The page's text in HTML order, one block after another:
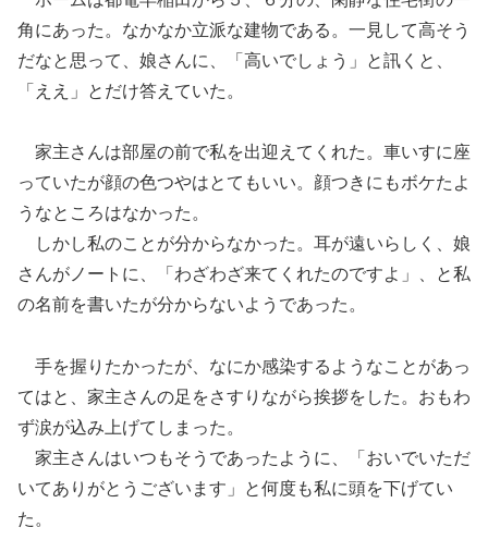
角にあった。なかなか立派な建物である。一見して高そう
だなと思って、娘さんに、「高いでしょう」と訊くと、
「ええ」とだけ答えていた。
家主さんは部屋の前で私を出迎えてくれた。車いすに座
っていたが顔の色つやはとてもいい。顔つきにもボケたよ
うなところはなかった。
しかし私のことが分からなかった。耳が遠いらしく、娘
さんがノートに、「わざわざ来てくれたのですよ」、と私
の名前を書いたが分からないようであった。
手を握りたかったが、なにか感染するようなことがあっ
てはと、家主さんの足をさすりながら挨拶をした。おもわ
ず涙が込み上げてしまった。
家主さんはいつもそうであったように、「おいでいただ
いてありがとうございます」と何度も私に頭を下げてい
た。